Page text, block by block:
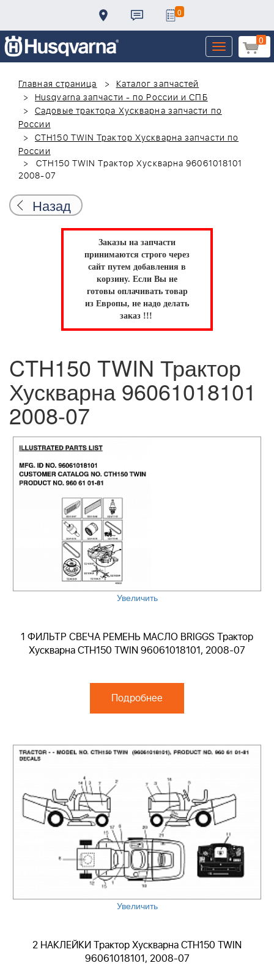
0
0
Toggle
navigation
Главная страница
Каталог запчастей
Husqvarna запчасти - по России и СПБ
Садовые трактора Хускварна запчасти по
России
CTH150 TWIN Трактор Хускварна запчасти по
России
CTH150 TWIN Трактор Хускварна 96061018101
2008-07
Назад
Заказы на запчасти
принимаются строго через
сайт путем добавления в
корзину. Если Вы не
готовы оплачивать товар
из Европы, не надо делать
заказ !!!
CTH150 TWIN Трактор
Хускварна 96061018101
2008-07
Увеличить
1 ФИЛЬТР СВЕЧА РЕМЕНЬ МАСЛО BRIGGS Трактор
Хускварна CTH150 TWIN 96061018101, 2008-07
Подробнее
Увеличить
2 НАКЛЕЙКИ Трактор Хускварна CTH150 TWIN
96061018101, 2008-07